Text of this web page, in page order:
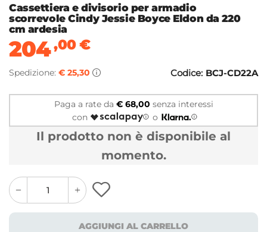
Cassettiera e divisorio per armadio
scorrevole Cindy Jessie Boyce Eldon da 220
cm ardesia
204,00€
Spedizione: € 25,30 Codice: BCJ-CD22A
Paga a rate da € 68,00 senza interessi
con
o
Il prodotto non è disponibile al
momento.
quantity
button
quantity
minus
button
AGGIUNGI AL CARRELLO